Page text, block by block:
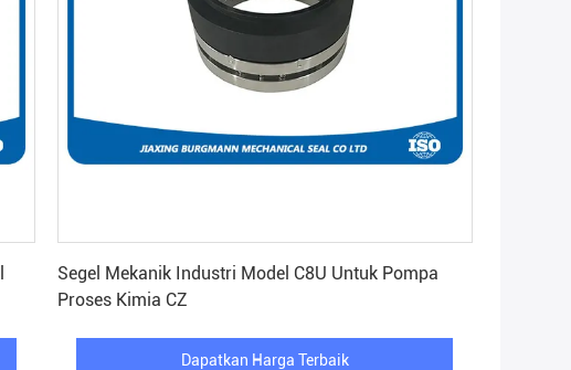
Segel Mekanik Industri Model C8U Untuk Pompa
Proses Kimia CZ
Dapatkan Harga Terbaik